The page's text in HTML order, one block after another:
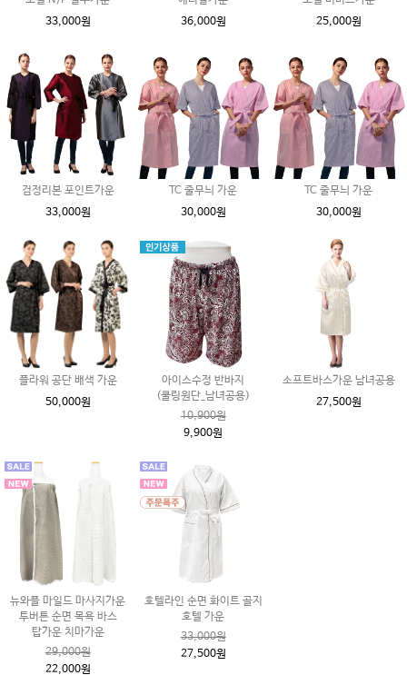
33,000원
36,000원
25,000원
검정리본 포인트가운
33,000원
TC 줄무늬 가운
30,000원
TC 줄무늬 가운
30,000원
플라워 공단 배색 가운
50,000원
아이스수정 반바지
(쿨링원단_남녀공용)
10,900원
9,900원
소프트바스가운 남녀공용
27,500원
뉴와플 마일드 마사지가운
투버튼 순면 목욕 바스
탑가운 치마가운
29,000원
22,000원
호텔라인 순면 화이트 골지
호텔 가운
33,000원
27,500원